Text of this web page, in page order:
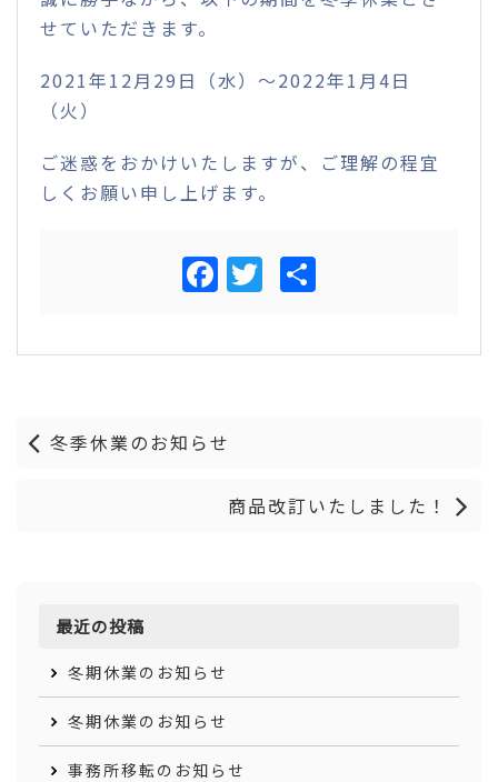
せていただきます。
2021年12月29日（水）～2022年1月4日
（火）
ご迷惑をおかけいたしますが、ご理解の程宜
しくお願い申し上げます。
Facebook
Twitter
冬季休業のお知らせ
商品改訂いたしました！
最近の投稿
冬期休業のお知らせ
冬期休業のお知らせ
事務所移転のお知らせ